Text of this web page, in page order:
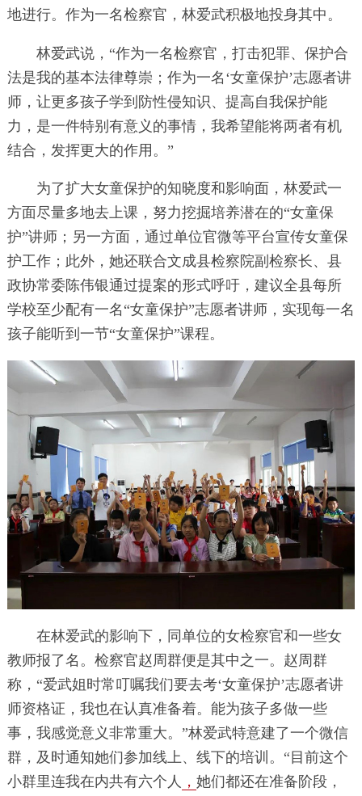
地进行。作为一名检察官，林爱武积极地投身其中。
林爱武说，“作为一名检察官，打击犯罪、保护合
法是我的基本法律尊崇；作为一名‘女童保护’志愿者讲
师，让更多孩子学到防性侵知识、提高自我保护能
力，是一件特别有意义的事情，我希望能将两者有机
结合，发挥更大的作用。”
为了扩大女童保护的知晓度和影响面，林爱武一
方面尽量多地去上课，努力挖掘培养潜在的“女童保
护”讲师；另一方面，通过单位官微等平台宣传女童保
护工作；此外，她还联合文成县检察院副检察长、县
政协常委陈伟银通过提案的形式呼吁，建议全县每所
学校至少配有一名“女童保护”志愿者讲师，实现每一名
孩子能听到一节“女童保护”课程。
在林爱武的影响下，同单位的女检察官和一些女
教师报了名。检察官赵周群便是其中之一。赵周群
称，“爱武姐时常叮嘱我们要去考‘女童保护’志愿者讲
师资格证，我也在认真准备着。能为孩子多做一些
事，我感觉意义非常重大。”林爱武特意建了一个微信
群，及时通知她们参加线上、线下的培训。“目前这个
小群里连我在内共有六个人 ， 她们都还在准备阶段，